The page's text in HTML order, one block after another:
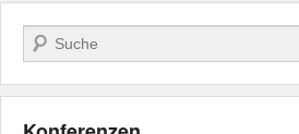
Suchen